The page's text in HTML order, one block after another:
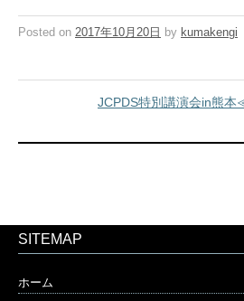
Posted on 2017年10月20日 by kumakengi
JCPDS特別講演会in熊
SITEMAP
ホーム